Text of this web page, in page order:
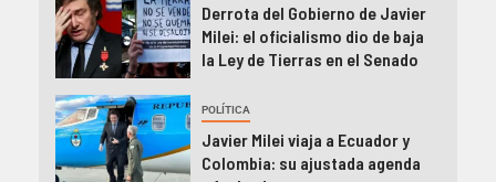
Derrota del Gobierno de Javier
Milei: el oficialismo dio de baja
la Ley de Tierras en el Senado
POLÍTICA
Javier Milei viaja a Ecuador y
Colombia: su ajustada agenda